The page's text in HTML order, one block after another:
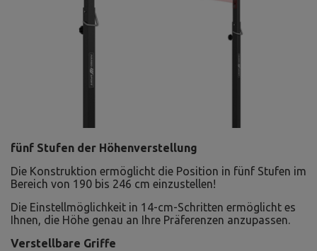
fünf Stufen der Höhenverstellung
Die Konstruktion ermöglicht die Position in fünf Stufen im
Bereich von 190 bis 246 cm einzustellen!
Die Einstellmöglichkeit in 14-cm-Schritten ermöglicht es
Ihnen, die Höhe genau an Ihre Präferenzen anzupassen.
Verstellbare Griffe